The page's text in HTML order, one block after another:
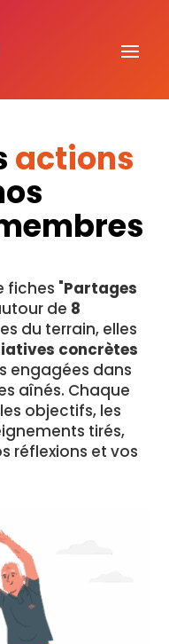
actions
fiches "Partages
de 8
du terrain, elles
concrètes
engagées dans
aînés. Chaque
objectifs, les
tirés,
réflexions et vos